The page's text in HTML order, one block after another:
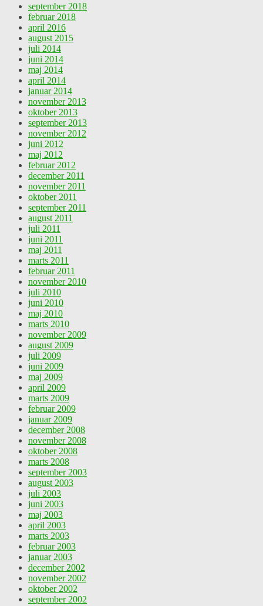
september 2018
februar 2018
april 2016
august 2015
juli 2014
juni 2014
maj 2014
april 2014
januar 2014
november 2013
oktober 2013
september 2013
november 2012
juni 2012
maj 2012
februar 2012
december 2011
november 2011
oktober 2011
september 2011
august 2011
juli 2011
juni 2011
maj 2011
marts 2011
februar 2011
november 2010
juli 2010
juni 2010
maj 2010
marts 2010
november 2009
august 2009
juli 2009
juni 2009
maj 2009
april 2009
marts 2009
februar 2009
januar 2009
december 2008
november 2008
oktober 2008
marts 2008
september 2003
august 2003
juli 2003
juni 2003
maj 2003
april 2003
marts 2003
februar 2003
januar 2003
december 2002
november 2002
oktober 2002
september 2002